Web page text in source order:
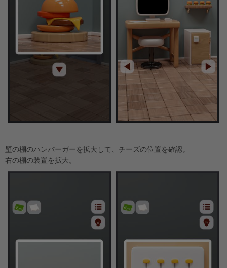
壁の棚のハンバーガーを拡大して、チーズの位置を確認。
右の棚の装置を拡大。